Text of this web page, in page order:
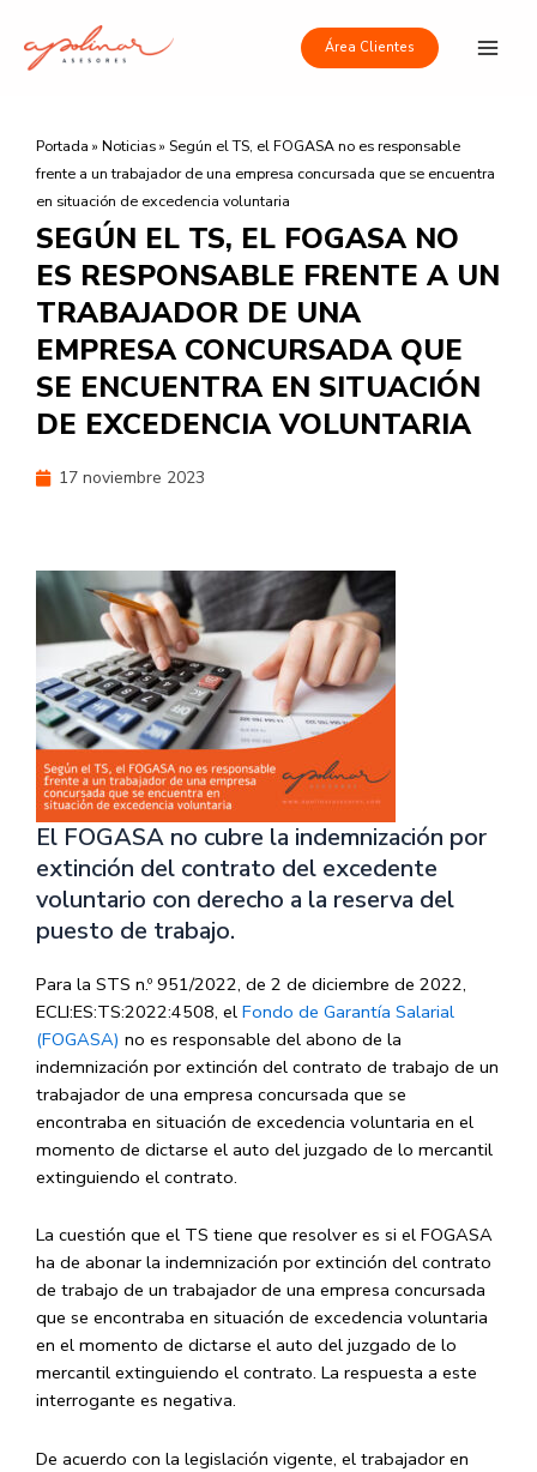
contenido
Área Clientes
Portada » Noticias» Según el TS, el FOGASA no es responsable
frente a un trabajador de una empresa concursada que se encuentra
en situación de excedencia voluntaria
SEGÚN EL TS, EL FOGASA NO
ES RESPONSABLE FRENTE A UN
TRABAJADOR DE UNA
EMPRESA CONCURSADA QUE
SE ENCUENTRA EN SITUACIÓN
DE EXCEDENCIA VOLUNTARIA
17 noviembre 2023
El FOGASA no cubre la indemnización por
extinción del contrato del excedente
voluntario con derecho a la reserva del
puesto de trabajo.
Para la STS n.º 951/2022, de 2 de diciembre de 2022,
ECLI:ES:TS:2022:4508, el Fondo de Garantía Salarial
(FOGASA) no es responsable del abono de la
indemnización por extinción del contrato de trabajo de un
trabajador de una empresa concursada que se
encontraba en situación de excedencia voluntaria en el
momento de dictarse el auto del juzgado de lo mercantil
extinguiendo el contrato.
La cuestión que el TS tiene que resolver es si el FOGASA
ha de abonar la indemnización por extinción del contrato
de trabajo de un trabajador de una empresa concursada
que se encontraba en situación de excedencia voluntaria
en el momento de dictarse el auto del juzgado de lo
mercantil extinguiendo el contrato. La respuesta a este
interrogante es negativa.
De acuerdo con la legislación vigente, el trabajador en